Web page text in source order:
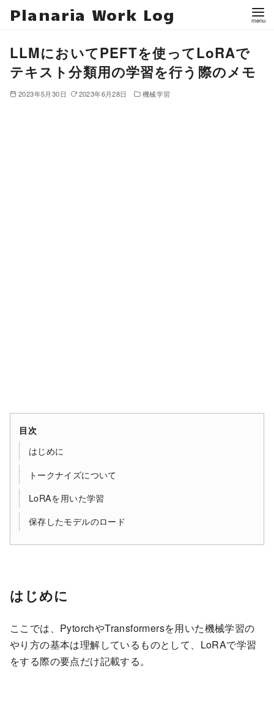
Planaria Work Log
LLMにおいてPEFTを使ってLoRAで
テキスト分類用の学習を行う際のメモ
2023年5月30日 2023年6月28日 機械学習
目次
はじめに
トークナイズについて
LoRAを用いた学習
保存したモデルのロード
はじめに
ここでは、PytorchやTransformersを用いた機械学習の
やり方の基本は理解しているものとして、LoRAで学習
をする際の要点だけ記載する。